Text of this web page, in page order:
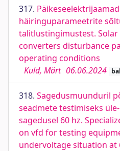
317.
häiringuparameetrite
talitlustingimustest.
converters disturbance
operating conditions
Kuld, Märt 06.06.2024
318. Sagedusmuunduril
seadmete testimiseks
sagedusel 60 hz.
on vfd for testing
undervoltage situation at